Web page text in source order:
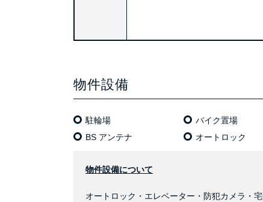
物件設備
駐輪場 バイク置場
BS アンテナ
オートロック
物件設備について
オートロック・エレベーター・防犯カメラ・